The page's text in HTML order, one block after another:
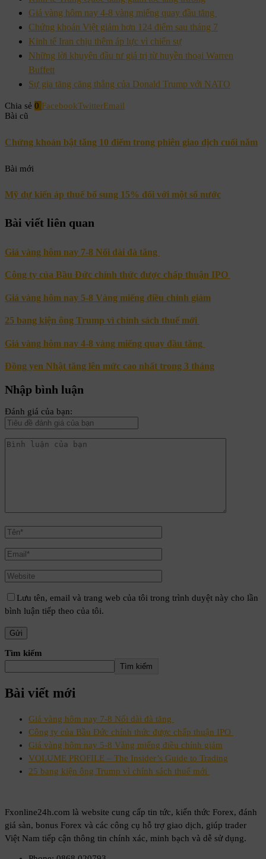
Giá vàng hôm nay 4-8 vàng miếng quay đầu tăng
Chứng khoán Việt giảm hơn 124 điểm sau tháng 7
Kinh tế Iran chịu thêm áp lực vì chiến sự
Những lời khuyên đầu tư giá trị từ huyền thoại Warren
Buffett
Sự gia tăng căng thẳng của Donald Trump với NATO
Chia sẻ 0 FacebookTwitterEmail
Bài cũ
Chứng khoán bật tăng 10 điểm trong phiên giao dịch cuối năm
Bài mới
Mỹ dự kiến áp thuế bổ sung 15% đối với một số nước
Bài viết liên quan
Giá vàng hôm nay 7-8 Nối dài đà tăng
Công ty của Bầu Đức chính thức được chấp thuận IPO
Giá vàng hôm nay 5-8 Vàng miếng điều chỉnh giảm
25 bang kiện ông Trump vì chính sách thuế mới
Giá vàng hôm nay 4-8 vàng miếng quay đầu tăng
Đồng yen Nhật tăng lên mức cao nhất trong 3 tháng
Nhập bình luận
Đánh giá của bạn:
Lưu tên, email và trang web của tôi trong trình duyệt này cho lần
bình luận tiếp theo của tôi.
Tìm kiếm
Tìm kiếm
Bài viết mới
Giá vàng hôm nay 7-8 Nối dài đà tăng
Công ty của Bầu Đức chính thức được chấp thuận IPO
Giá vàng hôm nay 5-8 Vàng miếng điều chỉnh giảm
VOLUME PROFILE – The Insider’s Guide to Trading
25 bang kiện ông Trump vì chính sách thuế mới
Fxonline24h.com là website cung cấp tin tức, kiến thức Forex, đánh
giá sàn, bonus Forex và các công cụ hỗ trợ giao dịch, giúp trader
Việt Nam tiếp cận thông tin chính xác, minh bạch và dễ sử dụng.